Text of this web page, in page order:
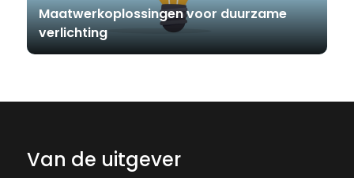
Maatwerkoplossingen voor duurzame
verlichting
Van de uitgever